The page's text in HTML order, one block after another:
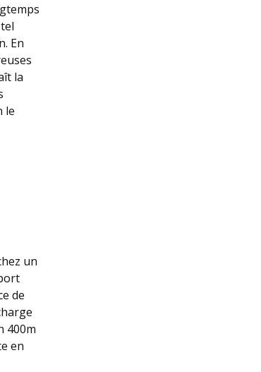
En
la
le
un
de
400m
en